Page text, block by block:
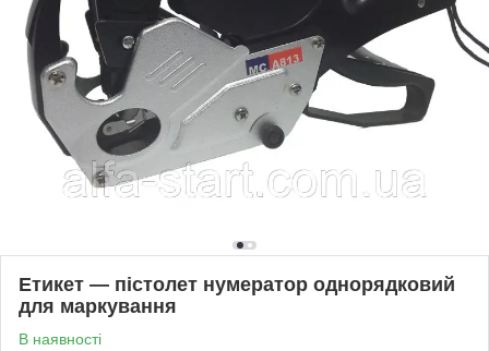
Етикет — пістолет нумератор однорядковий
для маркування
В наявності